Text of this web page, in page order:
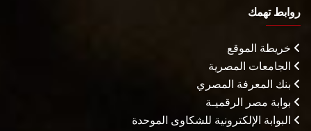
روابط تهمك
خريطة الموقع
الجامعات المصرية
بنك المعرفة المصري
بوابة مصر الرقميـة
البوابة الإلكترونية للشكاوى الموحدة